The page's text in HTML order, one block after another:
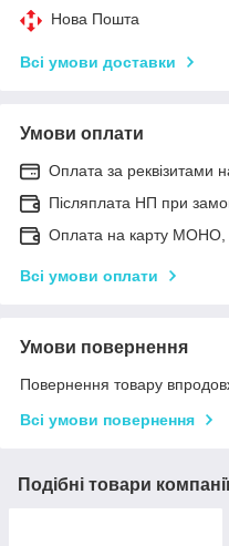
Нова Пошта
Всі умови доставки
Умови оплати
Оплата за реквізитами
Післяплата НП при
Оплата на карту
Всі умови оплати
Умови повернення
Повернення товару
Всі умови повернення
Подібні товари